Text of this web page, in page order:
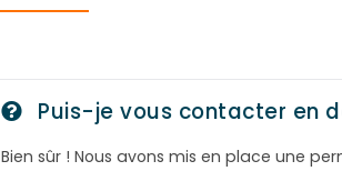
Puis-je vous contacter en
Bien sûr ! Nous avons mis en place une